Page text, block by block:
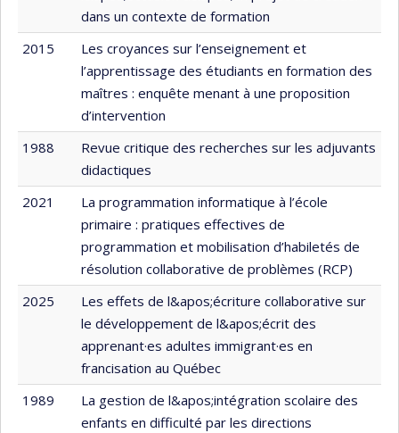
dans un contexte de formation
2015
Les croyances sur l’enseignement et
l’apprentissage des étudiants en formation des
maîtres : enquête menant à une proposition
d’intervention
1988
Revue critique des recherches sur les adjuvants
didactiques
2021
La programmation informatique à l’école
primaire : pratiques effectives de
programmation et mobilisation d’habiletés de
résolution collaborative de problèmes (RCP)
2025
Les effets de l&apos;écriture collaborative sur
le développement de l&apos;écrit des
apprenant·es adultes immigrant·es en
francisation au Québec
1989
La gestion de l&apos;intégration scolaire des
enfants en difficulté par les directions